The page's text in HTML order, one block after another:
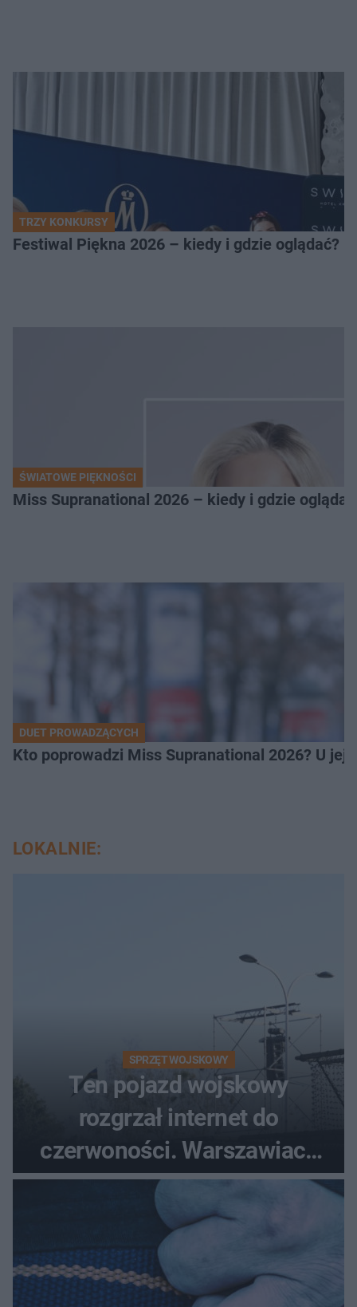
TRZY KONKURSY
Festiwal Piękna 2026 – kiedy i gdzie oglądać?
ŚWIATOWE PIĘKNOŚCI
Miss Supranational 2026 – kiedy i gdzie
DUET PROWADZĄCYCH
Kto poprowadzi Miss Supranational 2026? U jej
LOKALNIE:
SPRZĘT WOJSKOWY
Ten pojazd wojskowy
rozgrzał internet do
czerwoności. Warszawiacy
pytali, czy to Mad Max!